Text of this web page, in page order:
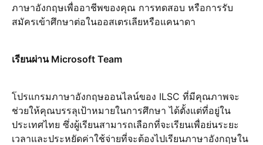
ภาษาอังกฤษเพื่ออาชีพของคุณ การทดสอบ หรือการรับ
สมัครเข้าศึกษาต่อในออสเตรเลียหรือแคนาดา
เรียนผ่าน Microsoft Team
โปรแกรมภาษาอังกฤษออนไลน์ของ ILSC ที่มีคุณภาพจะ
ช่วยให้คุณบรรลุเป้าหมายในการศึกษา ได้ตั้งแต่ที่อยู่ใน
ประเทศไทย ซึ่งผู้เรียนสามารถเลือกที่จะเรียนเพื่อย่นระยะ
เวลาและประหยัดค่าใช้จ่ายที่จะต้องไปเรียนภาษาอังกฤษใน